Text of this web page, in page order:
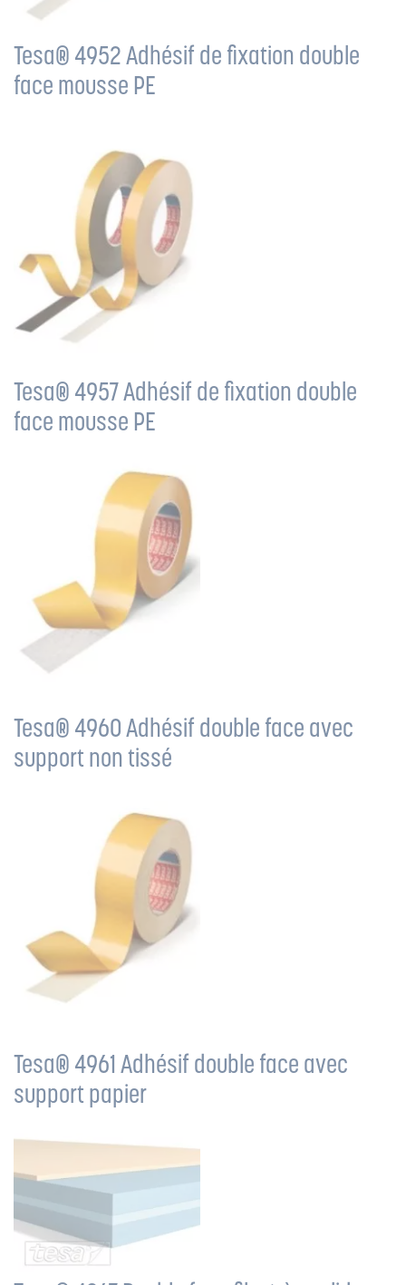
Tesa® 4952 Adhésif de fixation double
face mousse PE
Tesa® 4957 Adhésif de fixation double
face mousse PE
Tesa® 4960 Adhésif double face avec
support non tissé
Tesa® 4961 Adhésif double face avec
support papier